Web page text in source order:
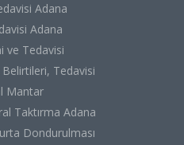
Adana
Adana
ve Tedavisi
Tedavisi
Mantar
Taktırma Adana
Dondurulması